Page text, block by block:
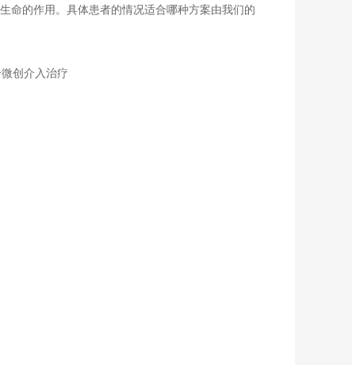
命的作用。具体患者的情况适合哪种方案由我们的